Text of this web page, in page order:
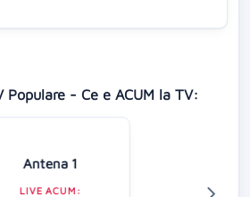
Populare - Ce e ACUM la TV:
Antena 1
LIVE ACUM: